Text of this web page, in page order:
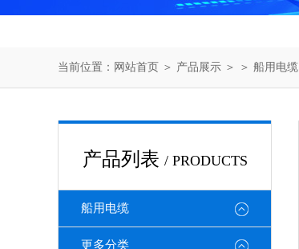
当前位置： 网站首页 ＞ 产品展示 ＞ ＞ 船用电缆
产品列表 / PRODUCTS
船用电缆
更多分类